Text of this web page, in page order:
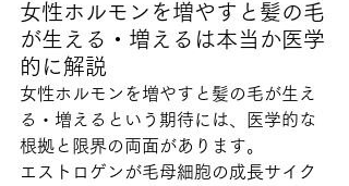
女性ホルモンを増やすと髪の毛
が生える・増えるは本当か医学
的に解説
女性ホルモンを増やすと髪の毛が生え
る・増えるという期待には、医学的な
根拠と限界の両面があります。
エストロゲンが毛母細胞の成長サイク